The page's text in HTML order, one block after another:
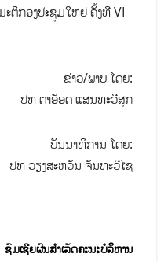
ຕິກອງປະຊຸມໃຫຍ່ ຄັ້ງທີ VI
ບ ໂດຍ:
ປທ ຕາອັອດ ແສນທະວີສຸກ
ນ ໂດຍ:
ປທ ວຽງສະຫວັນ ຈັນທະວີໄຊ
ຊົມເຊີຍຜົນສຳເລັດຄະນະບໍລິຫານ